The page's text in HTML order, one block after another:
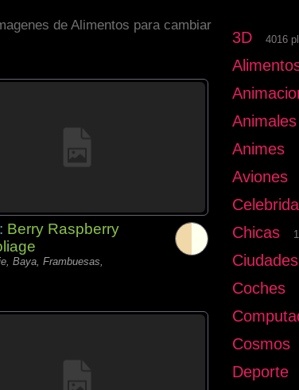
de Alimentos para cambiar
Berry Raspberry
Baya, Frambuesas,
3D 4016
Animales
Animes
Aviones
Chicas
Ciudades
Coches
Cosmos
Deporte